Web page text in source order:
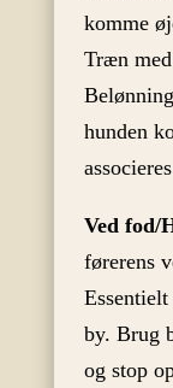
komme
Træn
hunden
Ved fod/
førerens
by. Brug
og stop